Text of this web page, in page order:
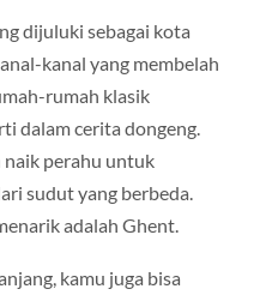
dijuluki sebagai kota
kanal yang membelah
rumah klasik
dalam cerita dongeng.
naik perahu untuk
sudut yang berbeda.
adalah Ghent.
kamu juga bisa